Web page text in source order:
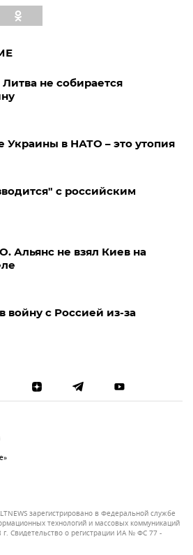
не собирается
Украины в НАТО – это утопия
с российским
Альянс не взял Киев на
войну с Россией из-за
зарегистрировано в Федеральной службе
технологий и массовых коммуникаций
г. Свидетельство о регистрации ИА № ФС 77 -